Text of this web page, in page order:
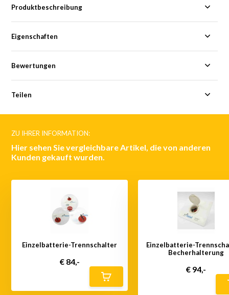
Produktbeschreibung
Eigenschaften
Bewertungen
Teilen
ZU IHRER INFORMATION:
Hier sehen Sie vergleichbare Artikel, die von anderen
Kunden gekauft wurden.
Einzelbatterie-Trennschalter
€ 84,-
Einzelbatterie-
Becherhalterung
€ 94,-